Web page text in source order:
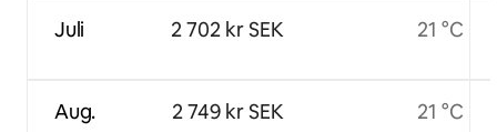
Juli
Aug.
2 702 kr SEK
2 749 kr SEK
21 °C
21 °C